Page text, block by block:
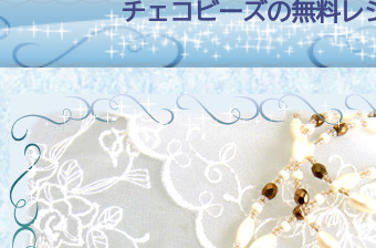
チェコビーズの無料レ